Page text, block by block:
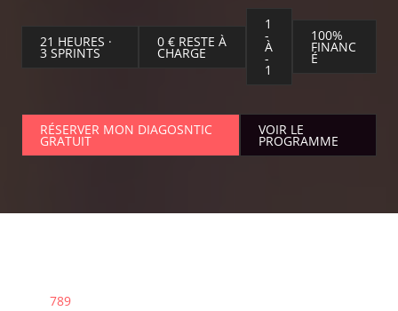
21 HEURES ·
3 SPRINTS
0 € RESTE À
CHARGE
1
-
À
-
1
100%
FINANC
É
RÉSERVER MON DIAGOSNTIC
GRATUIT
VOIR LE
PROGRAMME
789